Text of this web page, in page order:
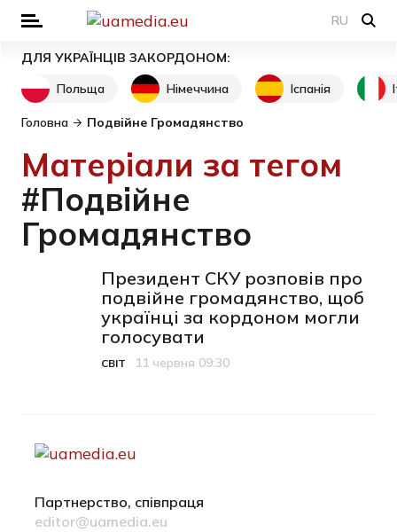
RU
ДЛЯ УКРАЇНЦІВ ЗАКОРДОНОМ:
Польща
Німеччина Іспанія
Головна Подвійне Громадянство
Матеріали за тегом
#Подвійне
Громадянство
Президент СКУ розповів про
подвійне громадянство, щоб
українці за кордоном могли
голосувати
Категорія
СВІТ
Дата публікації
11 червня 09:30
Партнерство, співпраця
editor@uamedia.eu